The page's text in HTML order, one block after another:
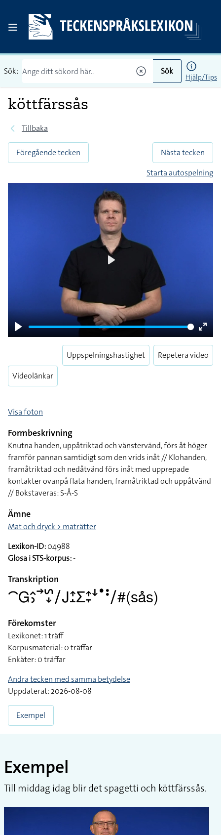
Sök: Sök
Hjälp/Tips
köttfärssås
Tillbaka
Föregående tecken
Nästa tecken
Starta autospelning
Play
Enter
Videolänkar
Uppspelningshastighet Repetera video
Visa foton
Formbeskrivning
Knutna handen, uppåtriktad och vänstervänd, förs åt höger
framför pannan samtidigt som den vrids inåt // Klohanden,
framåtriktad och nedåtvänd förs inåt med upprepade
kontakter ovanpå flata handen, framåtriktad och uppåtvänd
// Bokstaveras: S-Å-S
Ämne
Mat och dryck > maträtter
Lexikon-ID:04988
Glosa i STS-korpus:-
Transkription
􌤃􌤦􌤵􌤶􌥣􌥲􌦊􌥠􌤢􌤴􌤸􌤥􌤴􌥙􌦄􌤟􌥻􌥠#(sås)
Förekomster
Lexikonet: 1 träff
Korpusmaterial: 0 träffar
Enkäter: 0 träffar
Andra tecken med samma betydelse
Uppdaterat: 2026-08-08
Exempel
Exempel
Till middag idag blir det spagetti och köttfärssås.